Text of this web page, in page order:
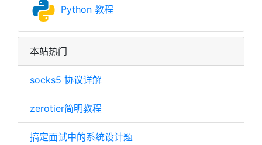
Python 教程
本站热门
socks5 协议详解
zerotier简明教程
搞定面试中的系统设计题